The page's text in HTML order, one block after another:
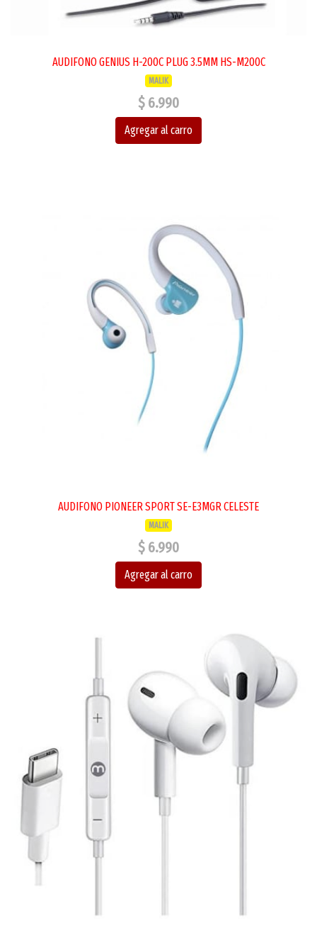
AUDIFONO GENIUS H-200C PLUG 3.5MM HS-M200C
MALIK
$ 6.990
Agregar al carro
AUDIFONO PIONEER SPORT SE-E3MGR CELESTE
MALIK
$ 6.990
Agregar al carro